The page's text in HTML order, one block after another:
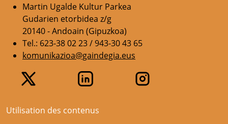
Martin Ugalde Kultur Parkea
Gudarien etorbidea z/g
20140 - Andoain (Gipuzkoa)
Tel.: 623-38 02 23 / 943-30 43 65
komunikazioa@gaindegia.eus
Utilisation des contenus